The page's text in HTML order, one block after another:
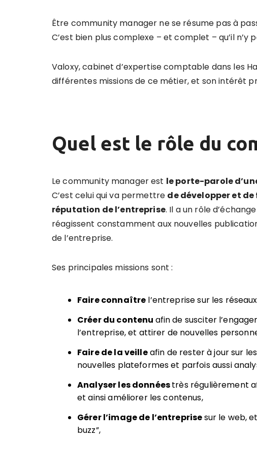
Être community manager ne se résume pas à
C’est bien plus complexe – et complet – qu’il n’y
Valoxy, cabinet d’expertise comptable dans les
différentes missions de ce métier, et son intérêt
Quel est le rôle du
Le community manager est le porte-parole d’
C’est celui qui va permettre de développer et
réputation de l’entreprise. Il a un rôle
réagissent constamment aux nouvelles
de l’entreprise.
Ses principales missions sont :
Faire connaître l’entreprise sur les
Créer du contenu afin de susciter
l’entreprise, et attirer de nouvelles
Faire de la veilleafin de rester à jour sur
nouvelles plateformes et parfois aussi
Analyser les donnéestrès régulièrement
et ainsi améliorer les contenus,
Gérer l’image de l’entreprisesur le web,
buzz”,